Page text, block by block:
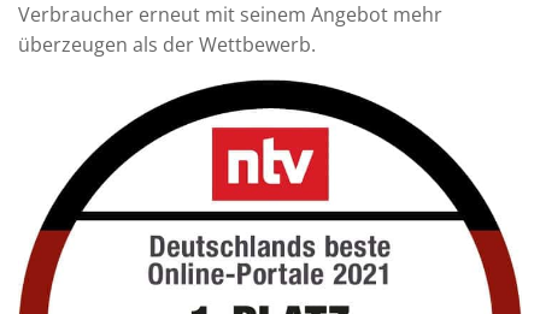
Verbraucher erneut mit seinem Angebot mehr
überzeugen als der Wettbewerb.